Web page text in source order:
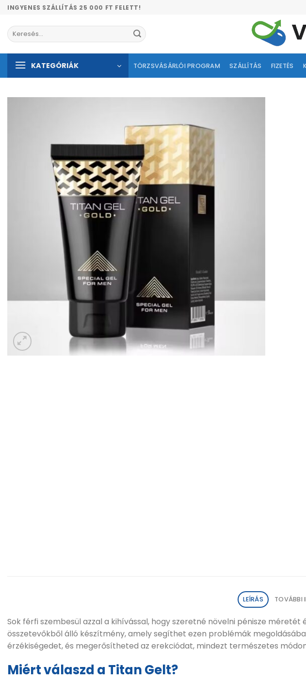
Skip
content
INGYENES SZÁLLÍTÁS 25 000 FT FELETT!
Keresés
a
KATEGÓRIÁK TÖRZSVÁSÁRLÓI PROGRAM SZÁLLÍTÁS FIZETÉS
Kívánságlistához
LEÍRÁS TOVÁBBI
Sok férfi szembesül azzal a kihívással, hogy szeretné növelni pénisze méretét
összetevőkből álló készítmény, amely segíthet ezen problémák
érzékiségedet, és megerősítheted az erekciódat, mindezt természetes
Miért válaszd a Titan Gelt?